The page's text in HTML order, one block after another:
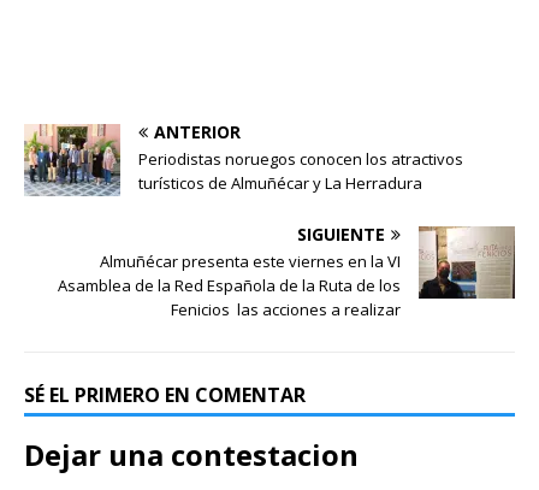
ANTERIOR
Periodistas noruegos conocen los atractivos
turísticos de Almuñécar y La Herradura
SIGUIENTE
Almuñécar presenta este viernes en la VI
Asamblea de la Red Española de la Ruta de los
Fenicios las acciones a realizar
SÉ EL PRIMERO EN COMENTAR
Dejar una contestacion